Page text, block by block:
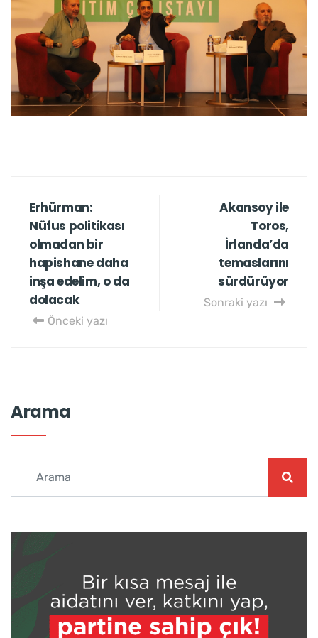
Erhürman:
Nüfus politikası
olmadan bir
hapishane daha
inşa edelim, o da
dolacak
Önceki yazı
Akansoy ile
Toros,
İrlanda’da
temaslarını
sürdürüyor
Sonraki yazı
Arama